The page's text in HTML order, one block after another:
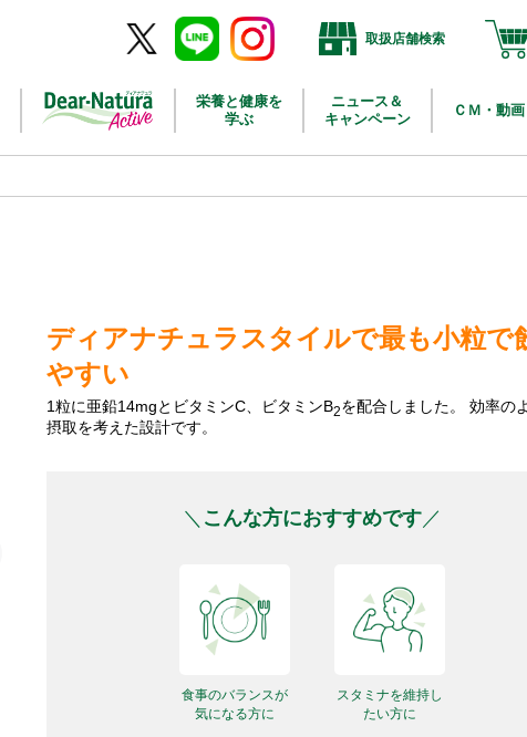
Twitter Line Instagram 取扱店舗検索
栄養と健康を
学ぶ
ニュース＆
キャンペーン
ＣＭ・動画
ディアナチュラスタイルで最も小粒で
やすい
1粒に亜鉛14mgとビタミンC、ビタミンB2を配合しました。
効率の
摂取を考えた設計です。
こんな方におすすめです
食事のバランスが
気になる方に
スタミナを維持し
たい方に